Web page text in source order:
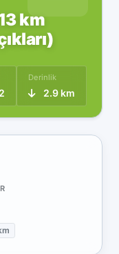
km
Derinlik
2.9 km